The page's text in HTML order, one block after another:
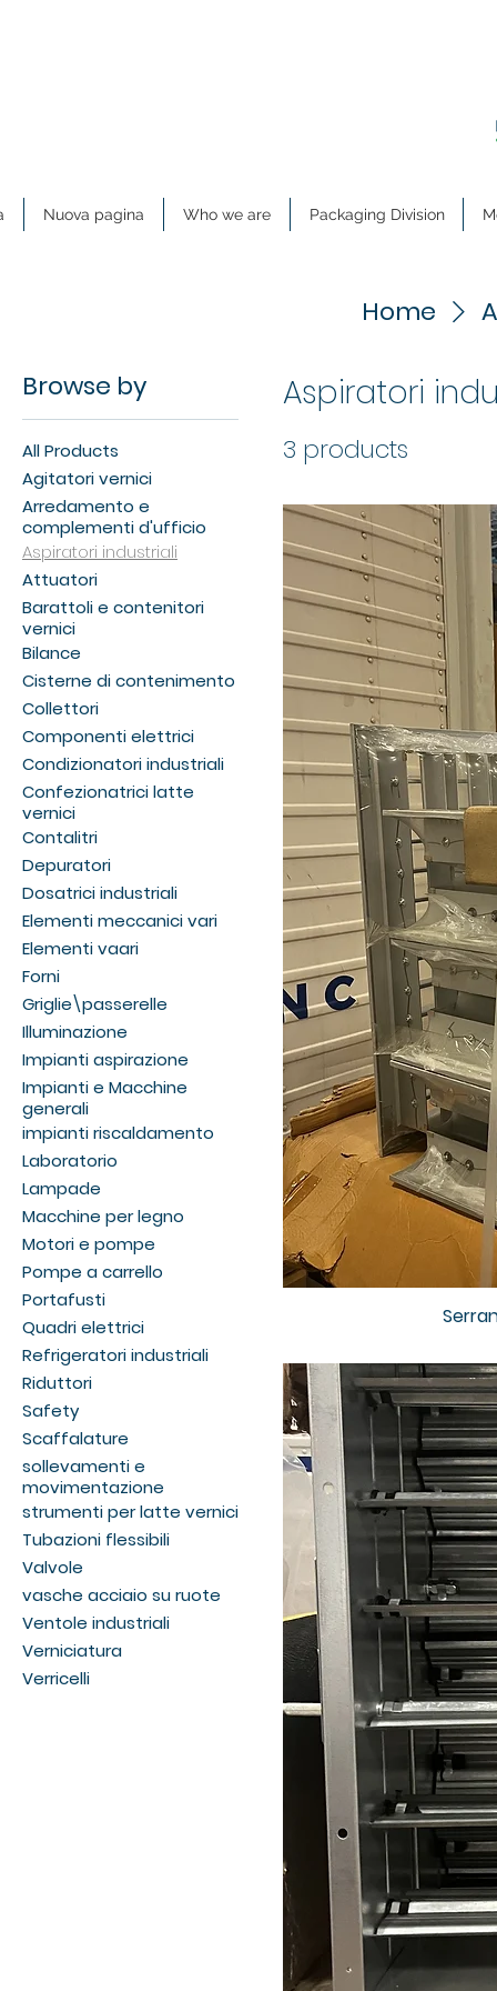
Nuova pagina Who we are Packaging Division
Home
Browse by
All Products
Agitatori vernici
Arredamento e
complementi d'ufficio
Aspiratori industriali
Attuatori
Barattoli e contenitori
vernici
Bilance
Cisterne di contenimento
Collettori
Componenti elettrici
Condizionatori industriali
Confezionatrici latte
vernici
Contalitri
Depuratori
Dosatrici industriali
Elementi meccanici vari
Elementi vaari
Forni
Griglie\passerelle
Illuminazione
Impianti aspirazione
Impianti e Macchine
generali
impianti riscaldamento
Laboratorio
Lampade
Macchine per legno
Motori e pompe
Pompe a carrello
Portafusti
Quadri elettrici
Refrigeratori industriali
Riduttori
Safety
Scaffalature
sollevamenti e
movimentazione
strumenti per latte vernici
Tubazioni flessibili
Valvole
vasche acciaio su ruote
Ventole industriali
Verniciatura
Verricelli
Aspiratori
3 products